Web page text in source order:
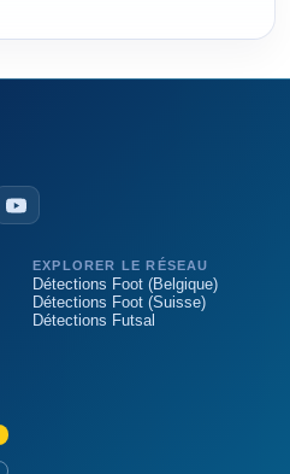
EXPLORER LE RÉSEAU
Détections Foot (Belgique)
Détections Foot (Suisse)
Détections Futsal